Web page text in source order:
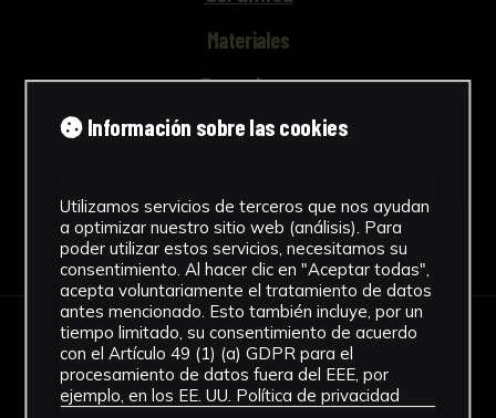
Materiales
Porcelana
Ver más
Descargar Ficha
IMÁGENES
Información sobre las cookies
Utilizamos servicios de terceros que nos ayudan
a optimizar nuestro sitio web (análisis). Para
poder utilizar estos servicios, necesitamos su
consentimiento. Al hacer clic en "Aceptar todas",
acepta voluntariamente el tratamiento de datos
antes mencionado. Esto también incluye, por un
tiempo limitado, su consentimiento de acuerdo
con el Artículo 49 (1) (a) GDPR para el
procesamiento de datos fuera del EEE, por
ejemplo, en los EE. UU. Política de privacidad